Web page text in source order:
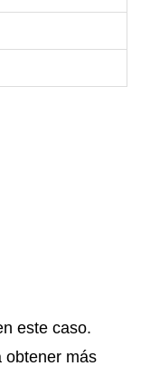
este caso.
obtener más